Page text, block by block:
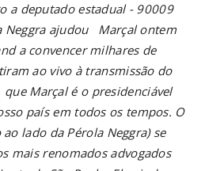
a deputado estadual - 90009
Neggra ajudou Marçal ontem
a convencer milhares de
ao vivo à transmissão do
Marçal é o presidenciável
país em todos os tempos. O
lado da Pérola Neggra) se
mais renomados advogados